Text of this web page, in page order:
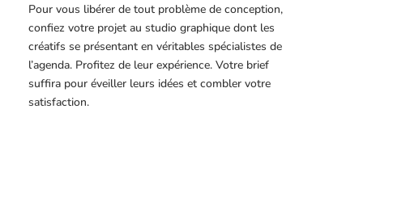
Pour vous libérer de tout problème de conception,
confiez votre projet au studio graphique dont les
créatifs se présentant en véritables spécialistes de
l’agenda. Profitez de leur expérience. Votre brief
suffira pour éveiller leurs idées et combler votre
satisfaction.